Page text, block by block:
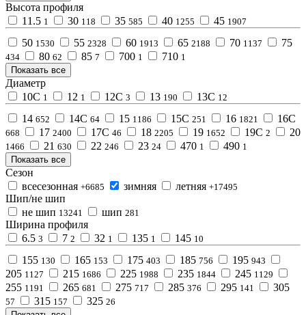
Высота профиля
11.5 1 30 118 35 585 40 1255 45 1907
50 1530 55 2328 60 1913 65 2188 70 1137 75
434 80 62 85 7 700 1 710 1
Показать все
Диаметр
10C 1 12 1 12C 3 13 190 13C 12
14 652 14C 64 15 1186 15C 251 16 1821 16C
668 17 2400 17C 46 18 2205 19 1652 19C 2 20
1466 21 630 22 246 23 24 470 1 490 1
Показать все
Сезон
всесезонная +6685 зимняя летняя +17495
Шип/не шип
не шип 13241 шип 281
Ширина профиля
6.5 3 7 2 32 1 135 1 145 10
155 130 165 153 175 403 185 756 195 943
205 1127 215 1686 225 1988 235 1844 245 1129
255 1191 265 681 275 717 285 376 295 141 305
57 315 157 325 26